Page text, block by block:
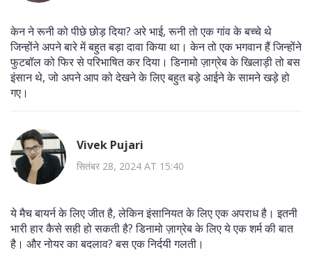
केन ने रूनी को पीछे छोड़ दिया? अरे भाई, रूनी तो एक गांव के बच्चे थे
जिन्होंने अपने बारे में बहुत बड़ा दावा किया था। केन तो एक भगवान हैं जिन्होंने
फुटबॉल को फिर से परिभाषित कर दिया। डिनामो ज़ाग्रेब के खिलाड़ी तो बस
इंसान थे, जो अपने आप को देखने के लिए बहुत बड़े आईने के सामने खड़े हो
गए।
Vivek Pujari
सितंबर 28, 2024 AT 15:40
ये मैच बायर्न के लिए जीत है, लेकिन इंसानियत के लिए एक अपराध है। इतनी
भारी हार कैसे सही हो सकती है? डिनामो ज़ाग्रेब के लिए ये एक शर्म की बात
है। और नोयर का बदलाव? बस एक निर्दयी गलती।